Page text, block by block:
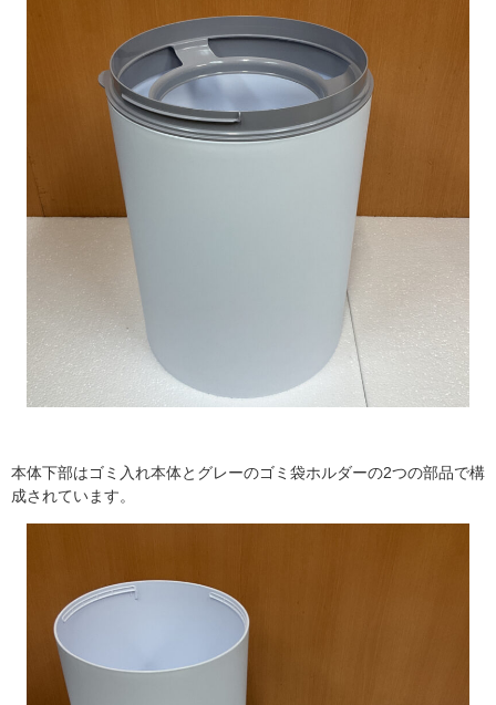
本体下部はゴミ入れ本体とグレーのゴミ袋ホルダーの2つの部品で構
成されています。